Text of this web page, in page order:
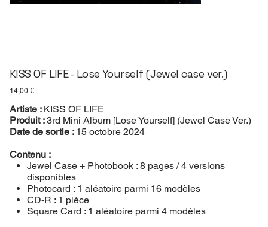
KISS OF LIFE - Lose Yourself (Jewel case ver.)
Prix
14,00 €
Artiste : KISS OF LIFE
Produit :3rd Mini Album [Lose Yourself] (Jewel Case Ver.)
Date de sortie : 15 octobre 2024
Contenu :
Jewel Case + Photobook : 8 pages / 4 versions
disponibles
Photocard : 1 aléatoire parmi 16 modèles
CD-R : 1 pièce
Square Card : 1 aléatoire parmi 4 modèles